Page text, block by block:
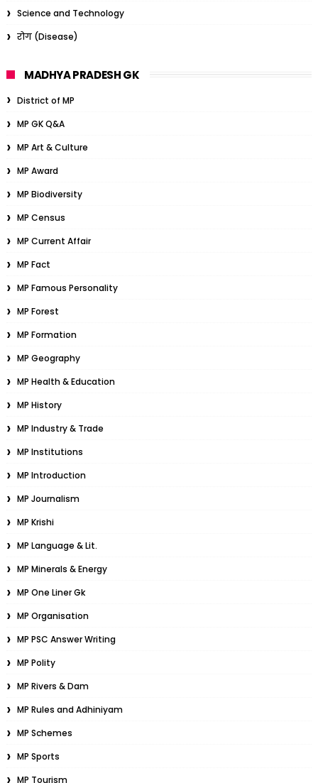
Science and Technology
रोग (Disease)
MADHYA PRADESH GK
District of MP
MP GK Q&A
MP Art & Culture
MP Award
MP Biodiversity
MP Census
MP Current Affair
MP Fact
MP Famous Personality
MP Forest
MP Formation
MP Geography
MP Health & Education
MP History
MP Industry & Trade
MP Institutions
MP Introduction
MP Journalism
MP Krishi
MP Language & Lit.
MP Minerals & Energy
MP One Liner Gk
MP Organisation
MP PSC Answer Writing
MP Polity
MP Rivers & Dam
MP Rules and Adhiniyam
MP Schemes
MP Sports
MP Tourism